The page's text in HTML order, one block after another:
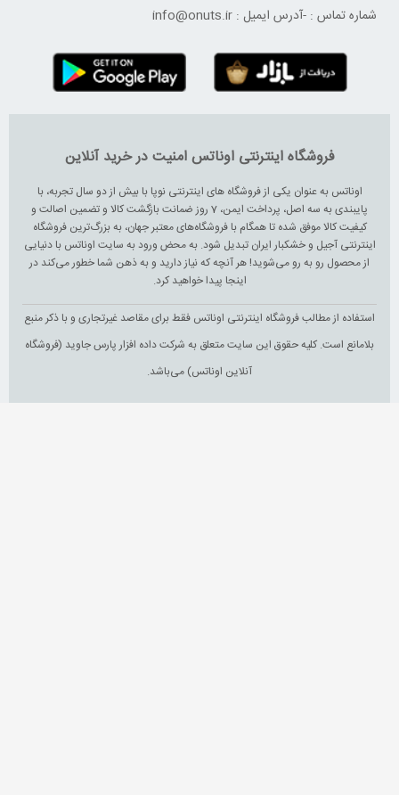
شماره تماس : -آدرس ایمیل : info@onuts.ir
فروشگاه اینترنتی اوناتس امنیت در خرید آنلاین
اوناتس به عنوان یکی از فروشگاه های اینترنتی نوپا با بیش از دو سال تجربه، با
پایبندی به سه اصل، پرداخت ایمن، 7 روز ضمانت بازگشت کالا و تضمین اصالت و
کیفیت کالا موفق شده تا همگام با فروشگاه‌های معتبر جهان، به بزرگ‌ترین فروشگاه
اینترنتی آجیل و خشکبار ایران تبدیل شود. به محض ورود به سایت اوناتس با دنیایی
از محصول رو به رو می‌شوید! هر آنچه که نیاز دارید و به ذهن شما خطور می‌کند در
اینجا پیدا خواهید کرد.
استفاده از مطالب فروشگاه اینترنتی اوناتس فقط برای مقاصد غیرتجاری و با ذکر منبع
بلامانع است. کلیه حقوق این سایت متعلق به شرکت داده افزار پارس جاوید (فروشگاه
آنلاین اوناتس) می‌باشد.